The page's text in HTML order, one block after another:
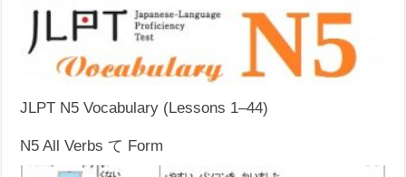
JLPT N5 Vocabulary (Lessons 1–44)
N5 All Verbs て Form